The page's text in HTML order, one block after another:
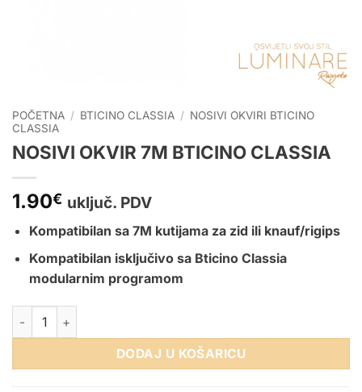
POČETNA / BTICINO CLASSIA / NOSIVI OKVIRI BTICINO
CLASSIA
NOSIVI OKVIR 7M BTICINO CLASSIA
1.90€ uključ. PDV
Kompatibilan sa 7M kutijama za zid ili knauf/rigips
Kompatibilan isključivo sa Bticino Classia
modularnim programom
NOSIVI OKVIR 7M BTICINO CLASSIA količina
DODAJ U KOŠARICU